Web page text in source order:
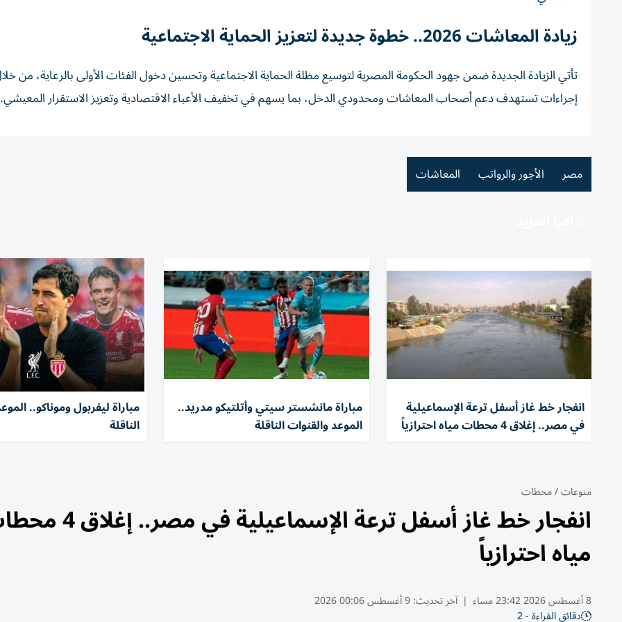
زيادة المعاشات 2026.. خطوة جديدة لتعزيز الحماية الاجتماعية
تأتي الزيادة الجديدة ضمن جهود الحكومة المصرية لتوسيع مظلة الحماية الاجتماعية وتحسين دخول الفئات الأولى بالرعاية، من
إجراءات تستهدف دعم أصحاب المعاشات ومحدودي الدخل، بما يسهم في تخفيف الأعباء الاقتصادية وتعزيز الاستقرار المعيشي.
مصر الأجور والرواتب المعاشات
انفجار خط غاز أسفل ترعة الإسماعيلية
في مصر.. إغلاق 4 محطات مياه احترازياً
مباراة مانشستر سيتي وأتلتيكو مدريد..
الموعد والقنوات الناقلة
مباراة ليفربول وموناكو..
الناقلة
منوعات/محطات
انفجار خط غاز أسفل ترعة الإسماعيلية
مياه احترازياً
8 أغسطس 2026 23:42 مساء | آخر تحديث:9 أغسطس 00:06 2026
دقائق القراءة - 2